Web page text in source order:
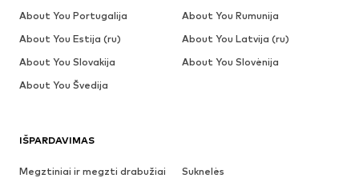
IŠPARDAVIMAS
Megztiniai ir megzti drabužiai
Suknelės
About You Portugalija
About You Rumunija
About You Estija (ru)
About You Latvija (ru)
About You Slovakija
About You Slovėnija
About You Švedija